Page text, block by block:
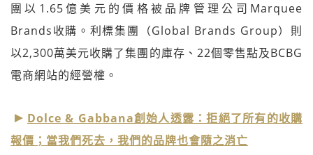
團以1.65億美元的價格被品牌管理公司Marquee
Brands收購。利標集團（Global Brands Group）則
以2,300萬美元收購了集團的庫存、22個零售點及BCBG
電商網站的經營權。
Dolce & Gabbana創始人透露：拒絕了所有的收購
報價；當我們死去，我們的品牌也會隨之消亡